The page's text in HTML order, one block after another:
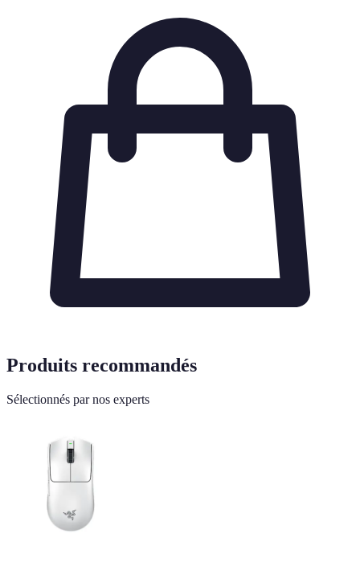
Produits recommandés
Sélectionnés par nos experts